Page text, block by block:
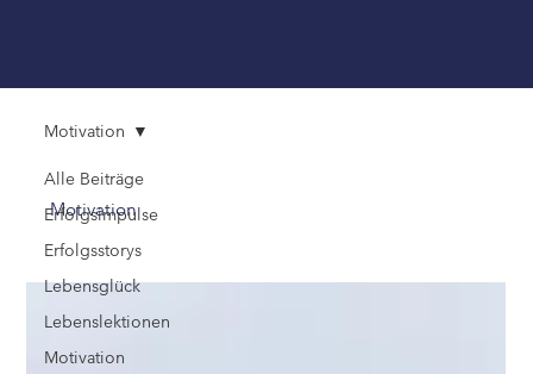
Alle Beiträge
Erfolgsimpulse
Erfolgsstorys
Lebensglück
Lebenslektionen
Motivation
Motivation
Motivation